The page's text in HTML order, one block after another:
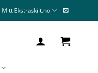
Mitt Ekstraskilt.no